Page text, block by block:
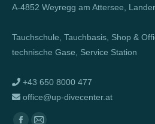
A-4852 Weyregg am Attersee,
Tauchschule, Tauchbasis, Shop &
technische Gase, Service Station
+43 650 8000 477
office@up-divecenter.at
Finden Sie uns auf: